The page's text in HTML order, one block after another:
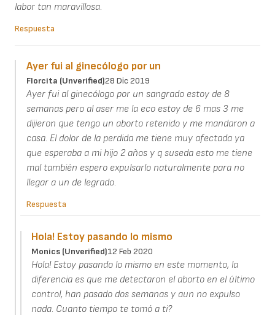
labor tan maravillosa.
Respuesta
Ayer fui al ginecólogo por un
Florcita (unverified)28 Dic 2019
Ayer fui al ginecólogo por un sangrado estoy de 8
semanas pero al aser me la eco estoy de 6 mas 3 me
dijieron que tengo un aborto retenido y me mandaron a
casa. El dolor de la perdida me tiene muy afectada ya
que esperaba a mi hijo 2 años y q suseda esto me tiene
mal también espero expulsarlo naturalmente para no
llegar a un de legrado.
Respuesta
Hola! Estoy pasando lo mismo
Monics (unverified)12 Feb 2020
Hola! Estoy pasando lo mismo en este momento, la
diferencia es que me detectaron el aborto en el último
control, han pasado dos semanas y aun no expulso
nada. Cuanto tiempo te tomó a ti?